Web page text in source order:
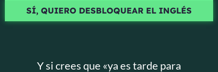
SÍ, QUIERO DESBLOQUEAR EL INGLÉS
Y si crees que «ya es tarde para